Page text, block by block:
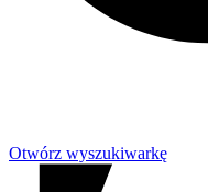
Otwórz wyszukiwarkę